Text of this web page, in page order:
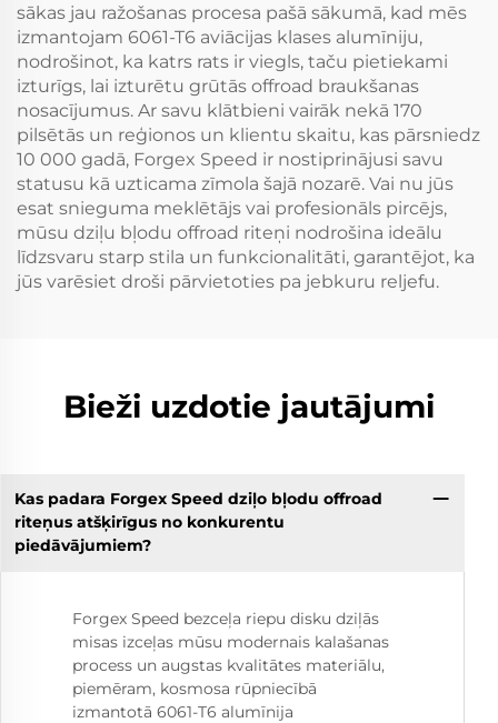
sākas jau ražošanas procesa pašā sākumā, kad mēs
izmantojam 6061-T6 aviācijas klases alumīniju,
nodrošinot, ka katrs rats ir viegls, taču pietiekami
izturīgs, lai izturētu grūtās offroad braukšanas
nosacījumus. Ar savu klātbieni vairāk nekā 170
pilsētās un reģionos un klientu skaitu, kas pārsniedz
10 000 gadā, Forgex Speed ir nostiprinājusi savu
statusu kā uzticama zīmola šajā nozarē. Vai nu jūs
esat snieguma meklētājs vai profesionāls pircējs,
mūsu dziļu bļodu offroad riteņi nodrošina ideālu
līdzsvaru starp stila un funkcionalitāti, garantējot, ka
jūs varēsiet droši pārvietoties pa jebkuru reljefu.
Bieži uzdotie jautājumi
Kas padara Forgex Speed dziļo bļodu offroad
riteņus atšķirīgus no konkurentu
piedāvājumiem?
Forgex Speed bezceļa riepu disku dziļās
misas izceļas mūsu modernais kalašanas
process un augstas kvalitātes materiālu,
piemēram, kosmosa rūpniecībā
izmantotā 6061-T6 alumīnija